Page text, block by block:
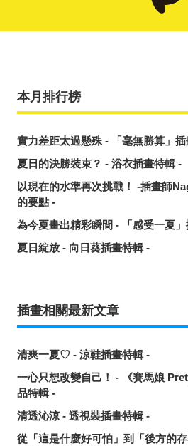
本月排行榜
實力差距太過懸殊 - 「毫無勝算」
夏日的決勝裝束？ - 浴衣插畫特輯 -
以現在的水準再次挑戰！ -插畫師
的要點 -
為今夏畫出精彩瞬間 - 「感受一夏
夏日綻放 - 向日葵插畫特輯 -
插畫相關最新文章
清爽一夏♡ - 涼鞋插畫特輯 -
一心只想改變自己！ - 《賽馬娘
品特輯 -
清透沁涼 - 透視裝插畫特輯 -
從「這是什麼好可怕」到「後方的